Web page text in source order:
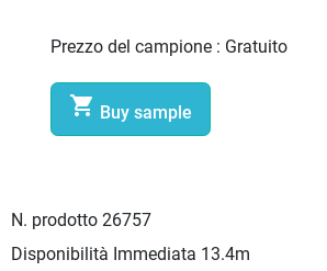
Prezzo del campione : Gratuito
 Buy sample
N. prodotto 26757
Disponibilità Immediata 13.4m